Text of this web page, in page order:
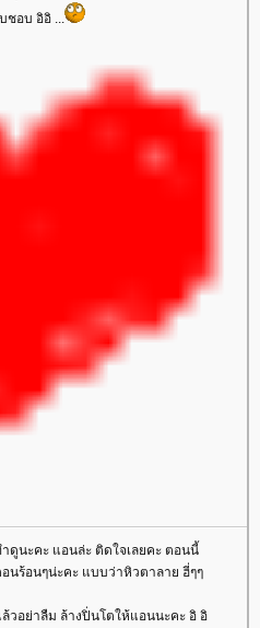
อบ อิอิ ...
ดูนะคะ แอนล่ะ ติดใจเลยคะ ตอนนี้
อนร้อนๆน่ะคะ แบบว่าหิวตาลาย ฮี่ๆๆ
วอย่าลืม ล้างปิ่นโตให้แอนนะคะ อิ อิ